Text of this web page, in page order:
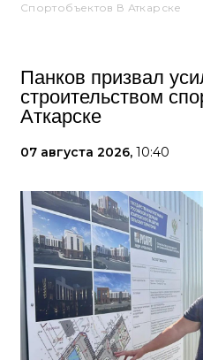
Спортобъектов В Аткарске
Панков призвал
строительством
Аткарске
07 августа 2026, 10:40